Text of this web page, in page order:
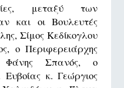
μεταξύ των
και οι Βουλευτές
Σίμος Κεδίκογλου
ο Περιφερειάρχης
Σπανός, ο
Ευβοίας κ. Γεώργιος